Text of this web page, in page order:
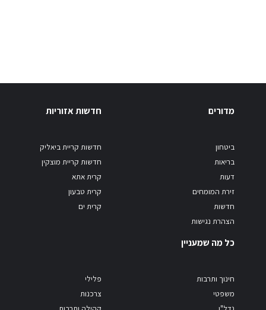
מדורים
ביטחון
בריאות
דעות
זירת המומחים
חדשות
הצהרת נגישות
חדשות אזוריות
חדשות קריית ביאליק
חדשות קריית מוצקין
קרית אתא
קרית טבעון
קרית ים
כל מה שמעניין
חינוך ותרבות
משפטי
פלילי
צרכנות